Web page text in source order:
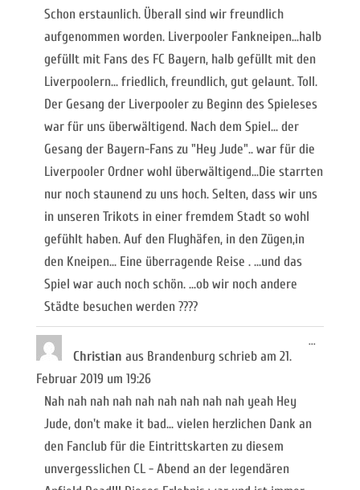
Schon erstaunlich. Überall sind wir freundlich
aufgenommen worden. Liverpooler Fankneipen...halb
gefüllt mit Fans des FC Bayern, halb gefüllt mit den
Liverpoolern... friedlich, freundlich, gut gelaunt. Toll.
Der Gesang der Liverpooler zu Beginn des Spieleses
war für uns überwältigend. Nach dem Spiel... der
Gesang der Bayern-Fans zu "Hey Jude".. war für die
Liverpooler Ordner wohl überwältigend...Die starrten
nur noch staunend zu uns hoch. Selten, dass wir uns
in unseren Trikots in einer fremdem Stadt so wohl
gefühlt haben. Auf den Flughäfen, in den Zügen,in
den Kneipen... Eine überragende Reise . ...und das
Spiel war auch noch schön. ...ob wir noch andere
Städte besuchen werden ????
Christian aus Brandenburg schrieb am 21.
Februar 2019 um 19:26
Nah nah nah nah nah nah nah nah nah yeah Hey
Jude, don't make it bad... vielen herzlichen Dank an
den Fanclub für die Eintrittskarten zu diesem
unvergesslichen CL - Abend an der legendären
...